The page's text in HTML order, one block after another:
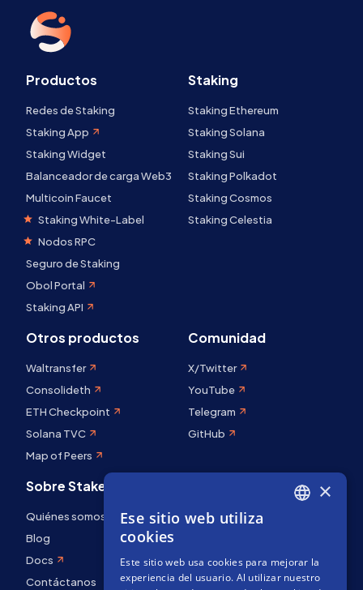
Productos
Redes de Staking
Staking App
Staking Widget
Balanceador de carga Web3
Multicoin Faucet
Staking White-Label
Nodos RPC
Seguro de Staking
Obol Portal
Staking API
Staking
Staking Ethereum
Staking Solana
Staking Sui
Staking Polkadot
Staking Cosmos
Staking Celestia
Otros productos
Waltransfer
Consolideth
ETH Checkpoint
Solana TVC
Map of Peers
Comunidad
X/Twitter
YouTube
Telegram
GitHub
Sobre Stakely
Quiénes somos
Blog
Docs
Contáctanos
FRENCH
×
Ese sitio web utiliza
cookies
Este sitio web usa cookies para mejorar la
experiencia del usuario. Al utilizar nuestro